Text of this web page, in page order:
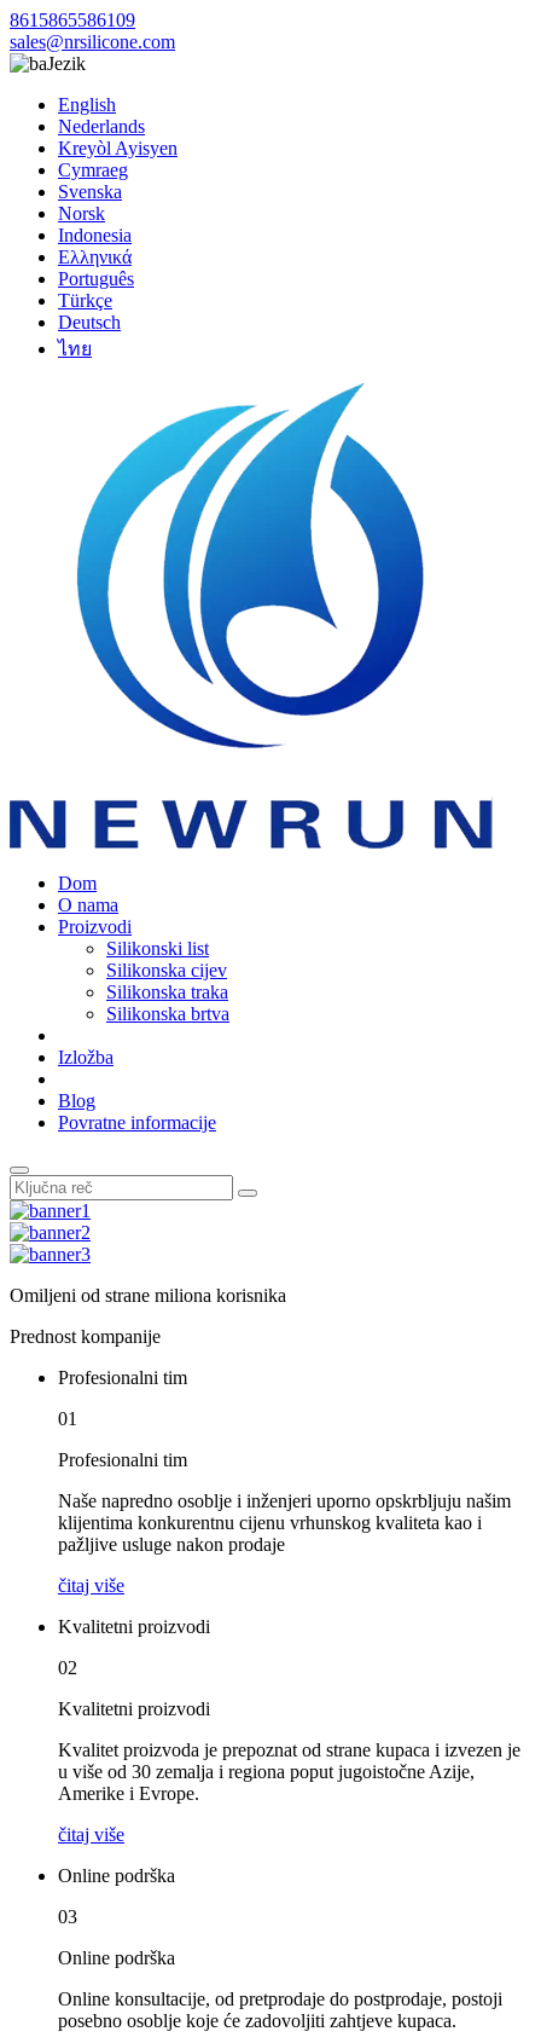
8615865586109
sales@nrsilicone.com
Jezik
English
Nederlands
Kreyòl Ayisyen
Cymraeg
Svenska
Norsk
Indonesia
Ελληνικά
Português
Türkçe
Deutsch
ไทย
Dom
O nama
Proizvodi
Silikonski list
Silikonska cijev
Silikonska traka
Silikonska brtva
Izložba
Blog
Povratne informacije
Omiljeni od strane miliona korisnika
Prednost kompanije
Profesionalni tim
01
Profesionalni tim
Naše napredno osoblje i inženjeri uporno opskrbljuju našim
klijentima konkurentnu cijenu vrhunskog kvaliteta kao i
pažljive usluge nakon prodaje
čitaj više
Kvalitetni proizvodi
02
Kvalitetni proizvodi
Kvalitet proizvoda je prepoznat od strane kupaca i izvezen je
u više od 30 zemalja i regiona poput jugoistočne Azije,
Amerike i Evrope.
čitaj više
Online podrška
03
Online podrška
Online konsultacije, od pretprodaje do postprodaje, postoji
posebno osoblje koje će zadovoljiti zahtjeve kupaca.